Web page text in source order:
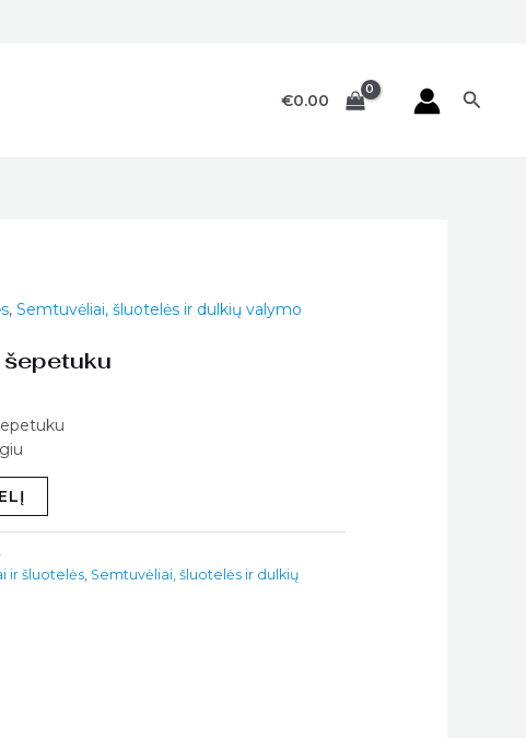
€0.00
, Semtuvėliai, šluotelės ir dulkių valymo
ir šluotelės, Semtuvėliai, šluotelės ir dulkių